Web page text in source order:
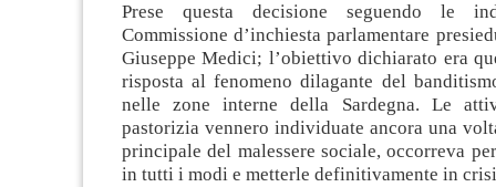
Prese questa decisione seguendo le
Commissione d’inchiesta parlamentare
Giuseppe Medici; l’obiettivo dichiarato era
risposta al fenomeno dilagante del
nelle zone interne della Sardegna. Le
pastorizia vennero individuate ancora una
principale del malessere sociale, occorreva
in tutti i modi e metterle definitivamente in